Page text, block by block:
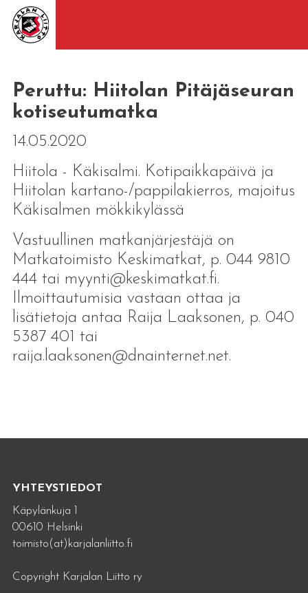
Peruttu: Hiitolan Pitäjäseuran
kotiseutumatka
14.05.2020
Hiitola - Käkisalmi. Kotipaikkapäivä ja
Hiitolan kartano-/pappilakierros, majoitus
Käkisalmen mökkikylässä
Vastuullinen matkanjärjestäjä on
Matkatoimisto Keskimatkat, p. 044 9810
444 tai myynti@keskimatkat.fi.
Ilmoittautumisia vastaan ottaa ja
lisätietoja antaa Raija Laaksonen, p. 040
5387 401 tai
raija.laaksonen@dnainternet.net.
YHTEYSTIEDOT
Käpylänkuja 1
00610 Helsinki
toimisto(at)karjalanliitto.fi
Copyright Karjalan Liitto ry